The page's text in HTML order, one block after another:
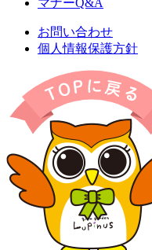
マナーQ&A
お問い合わせ
個人情報保護方針